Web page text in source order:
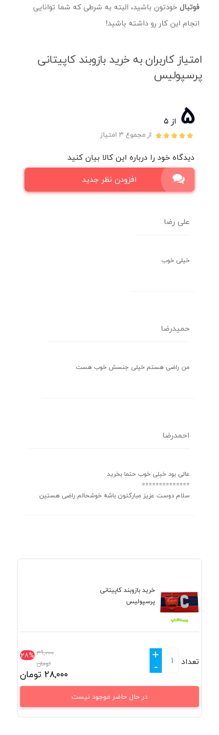
فوتبال خودتون باشید، البته به شرطی که شما توانایی
انجام این کار رو داشته باشید!
امتیاز کاربران به خرید بازوبند کاپیتانی
پرسپولیس
5 از ۵
از مجموع 3 امتیاز
دیدگاه خود را درباره این کالا بیان کنید
افزودن نظر جدید
علی رضا
خیلی خوب
حمیدرضا
من راضی هستم خیلی جنسش خوب هست
احمدرضا
عالی بود خیلی خوب حتما بخرید
==============
سلام دوست عزیز مبارکتون باشه خوشحالم راضی هستین
خرید بازوبند کاپیتانی
پرسپولیس
28% 39,000
تومان
28,000 تومان
تعداد
+
-
در حال حاضر موجود نیست